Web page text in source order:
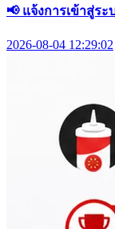
📢 แจ้งการเข้าสู่ร
2026-08-04 12:29:02